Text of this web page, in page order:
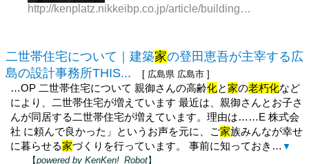
http://kenplatz.nikkeibp.co.jp/article/building/news/20140917/677369/
二世帯住宅について｜建築家の登田恵吾が主宰する広
島の設計事務所THIS...
[ 広島県 広島市 ]
…OP 二世帯住宅について 親御さんの高齢化と家の老朽化など
により、二世帯住宅が増えています 最近は、親御さんとお子さ
んが同居する二世帯住宅が増えています。理由は……E 株式会
社 に頼んで良かった」というお声を元に、ご家族みんなが幸せ
に暮らせる家づくりを行っています。 事前に知っておき… ▼
【powered by KenKen!_Robot】